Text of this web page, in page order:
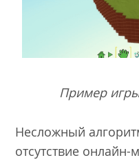
Пример
Несложный
отсутствие онлайн-